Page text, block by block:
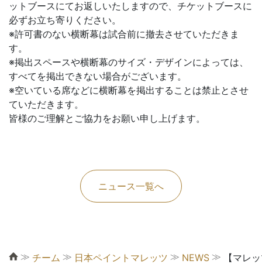
ットブースにてお返しいたしますので、チケットブースに
必ずお立ち寄りください。
※許可書のない横断幕は試合前に撤去させていただきま
す。
※掲出スペースや横断幕のサイズ・デザインによっては、
すべてを掲出できない場合がございます。
※空いている席などに横断幕を掲出することは禁止とさせ
ていただきます。
皆様のご理解とご協力をお願い申し上げます。
ニュース一覧へ
≫ チーム ≫ 日本ペイントマレッツ ≫ NEWS ≫ 【マレ